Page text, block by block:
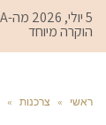
5 יולי, 2026
הוקרה מיוחד
ראשי » צרכנות »